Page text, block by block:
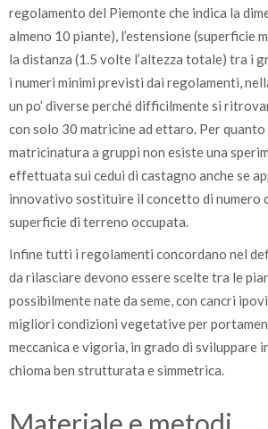
regolamento del Piemonte che indica la
almeno 10 piante), l’estensione (superficie
la distanza (1.5 volte l’altezza totale) tra i
i numeri minimi previsti dai regolamenti,
un po’ diverse perché difficilmente si
con solo 30 matricine ad ettaro. Per
matricinatura a gruppi non esiste una
effettuata sui cedui di castagno anche se
innovativo sostituire il concetto di numero
superficie di terreno occupata.
Infine tutti i regolamenti concordano nel
da rilasciare devono essere scelte tra le
possibilmente nate da seme, con cancri
migliori condizioni vegetative per
meccanica e vigoria, in grado di sviluppare
chioma ben strutturata e simmetrica.